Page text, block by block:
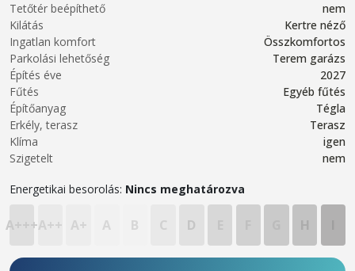
Tetőtér beépíthető
nem
Kilátás
Kertre néző
Ingatlan komfort
Összkomfortos
Parkolási lehetőség
Terem garázs
Építés éve
2027
Fűtés
Egyéb fűtés
Építőanyag
Tégla
Erkély, terasz
Terasz
Klíma
igen
Szigetelt
nem
Energetikai besorolás: Nincs meghatározva
A+++A++ A+ A B C D